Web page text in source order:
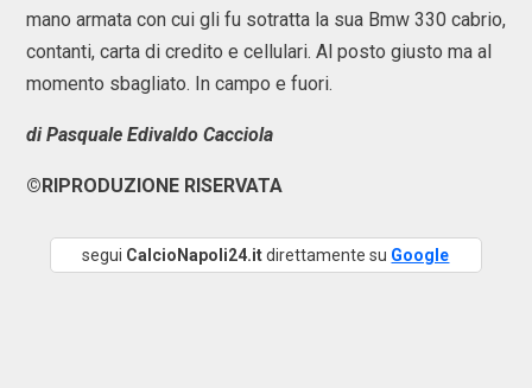
mano armata con cui gli fu sotratta la sua Bmw 330 cabrio,
contanti, carta di credito e cellulari. Al posto giusto ma al
momento sbagliato. In campo e fuori.
di Pasquale Edivaldo Cacciola
©RIPRODUZIONE RISERVATA
segui CalcioNapoli24.itdirettamente su Google